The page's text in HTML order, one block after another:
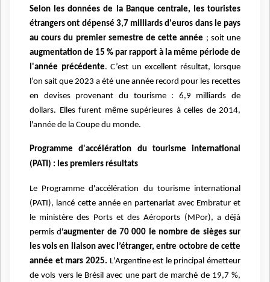
Selon les données de la Banque centrale, les touristes
étrangers ont dépensé 3,7 milliards d'euros dans le pays
au cours du premier semestre de cette année ; soit une
augmentation de 15 % par rapport à la même période de
l'année précédente. C’est un excellent résultat, lorsque
l’on sait que 2023 a été une année record pour les recettes
en devises provenant du tourisme : 6,9 milliards de
dollars. Elles furent même supérieures à celles de 2014,
l'année de la Coupe du monde.
Programme d'accélération du tourisme international
(PATI) : les premiers résultats
Le Programme d'accélération du tourisme international
(PATI), lancé cette année en partenariat avec Embratur et
le ministère des Ports et des Aéroports (MPor), a déjà
permis d'augmenter de 70 000 le nombre de sièges sur
les vols en liaison avec l’étranger, entre octobre de cette
année et mars 2025. L'Argentine est le principal émetteur
de vols vers le Brésil avec une part de marché de 19,7 %,